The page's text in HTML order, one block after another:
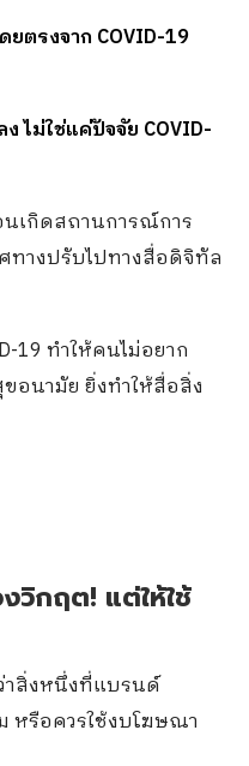
ตรงจาก COVID-19
ไม่ใช่แค่ปัจจัย COVID-
เกิดสถานการณ์การ
ทางปรับไปทางสื่อดิจิทัล
19 ทำให้คนไม่อยาก
อนามัย ยิ่งทำให้สื่อสิ่ง
วิกฤต! แต่ให้ใช้
าสิ่งหนึ่งที่แบรนด์
หรือควรใช้งบโฆษณา